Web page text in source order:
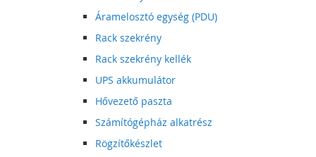
Áramelosztó egység (PDU)
Rack szekrény
Rack szekrény kellék
UPS akkumulátor
Hővezető paszta
Számítógépház alkatrész
Rögzítőkészlet